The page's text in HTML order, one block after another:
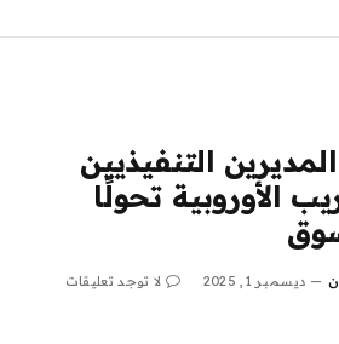
التنفيذيين
الأوروبية تحولًا
ديسمبر 1, 2025
لا توجد تعليقات